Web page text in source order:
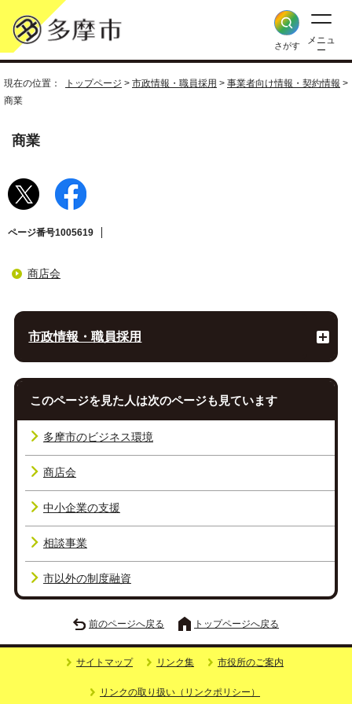
さがす
メニュ
ー
現在の位置： トップページ > 市政情報・職員採用 > 事業者向け情報・契約情報 >
商業
商業
ページ番号1005619
商店会
市政情報・職員採用
このページを見た人は次のページも見ています
多摩市のビジネス環境
商店会
中小企業の支援
相談事業
市以外の制度融資
前のページへ戻る トップページへ戻る
サイトマップ リンク集 市役所のご案内
リンクの取り扱い（リンクポリシー）